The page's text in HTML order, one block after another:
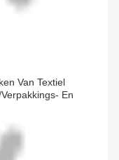
Van Textiel
En